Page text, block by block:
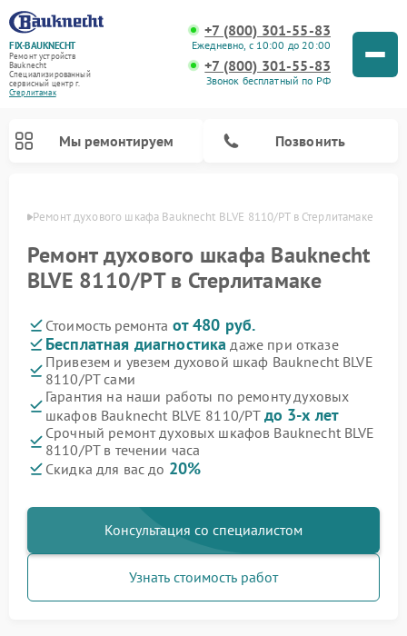
FIX-BAUKNECHT
Ремонт устройств
Bauknecht
Специализированный
cервисный центр г.
Стерлитамак
+7 (800) 301-55-83
Ежедневно, с 10:00 до 20:00
+7 (800) 301-55-83
Звонок бесплатный по РФ
Мы ремонтируем Позвонить
Ремонт духового шкафа Bauknecht BLVE 8110/PT в Стерлитамаке
Ремонт духового шкафа Bauknecht
BLVE 8110/PT в Стерлитамаке
Стоимость ремонта от 480 руб.
Бесплатная диагностика даже при отказе
Привезем и увезем духовой шкаф Bauknecht BLVE
8110/PT сами
Гарантия на наши работы по ремонту духовых
шкафов Bauknecht BLVE 8110/PT до 3-х лет
Срочный ремонт духовых шкафов Bauknecht BLVE
8110/PT в течении часа
Скидка для вас до 20%
Консультация со специалистом
Узнать стоимость работ